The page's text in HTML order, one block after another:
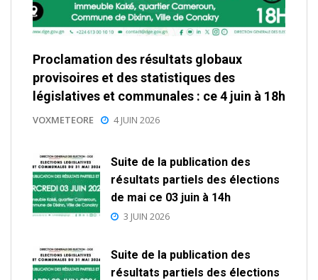
Proclamation des résultats globaux
provisoires et des statistiques des
législatives et communales : ce 4 juin à 18h
VOXMETEORE 4 JUIN 2026
Suite de la publication des
résultats partiels des élections
de mai ce 03 juin à 14h
3 JUIN 2026
Suite de la publication des
résultats partiels des élections